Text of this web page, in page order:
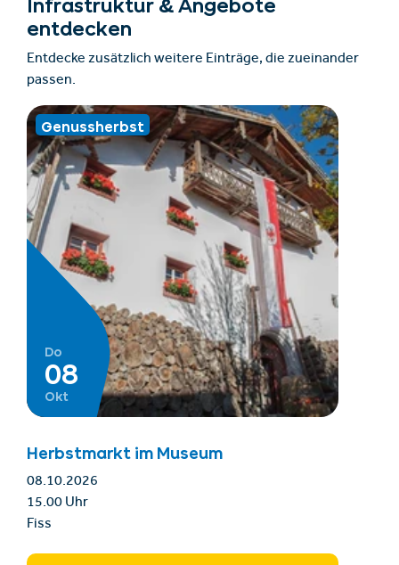
Infrastruktur & Angebote
entdecken
Entdecke zusätzlich weitere Einträge, die zueinander
passen.
Genussherbst
Do
08
Okt
Herbstmarkt im Museum
08.10.2026
15.00 Uhr
Fiss